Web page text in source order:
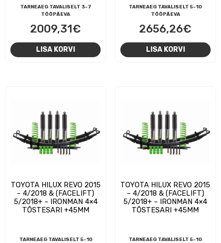
TARNEAEG TAVALISELT 3-7
TÖÖPÄEVA
2009,31€
LISA KORVI
TARNEAEG TAVALISELT 5-10
TÖÖPÄEVA
2656,26€
LISA KORVI
TOYOTA HILUX REVO 2015
– 4/2018 & (FACELIFT)
5/2018+ – IRONMAN 4×4
TÕSTESARI +45MM
TARNEAEG TAVALISELT 5-10
TOYOTA HILUX REVO 2015
– 4/2018 & (FACELIFT)
5/2018+ – IRONMAN 4×4
TÕSTESARI +45MM
TARNEAEG TAVALISELT 5-10